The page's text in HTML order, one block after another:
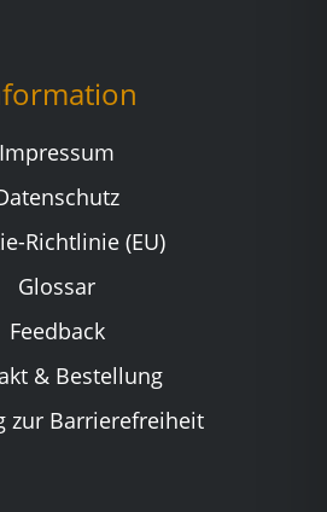
Impressum
Richtlinie (EU)
Glossar
Feedback
& Bestellung
zur Barrierefreiheit